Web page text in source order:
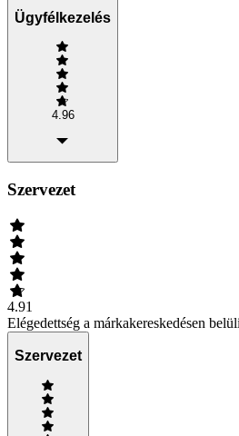
Ügyfélkezelés
4.96
Szervezet
4.91
Elégedettség a márkakereskedésen
Szervezet